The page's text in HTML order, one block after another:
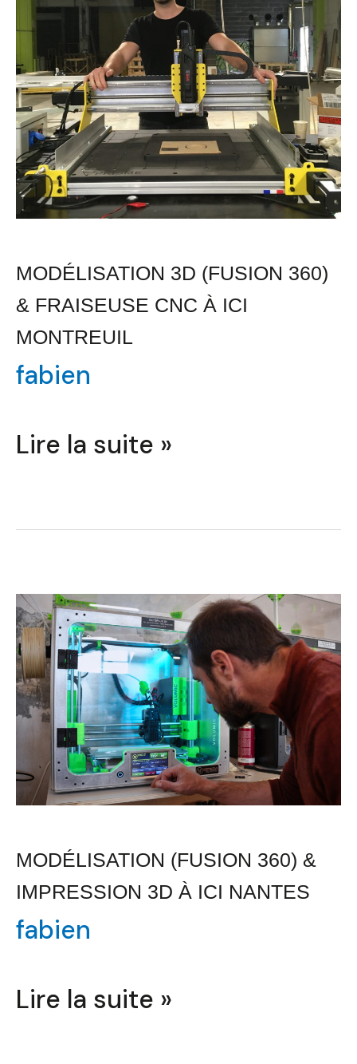
MODÉLISATION 3D (FUSION 360)
& FRAISEUSE CNC À ICI
MONTREUIL
fabien
Fraiseuse
CNC
à
ICI
Montreuil
Lire la suite »
MODÉLISATION (FUSION 360) &
IMPRESSION 3D À ICI NANTES
fabien
Modélisation
(Fusion
360)
&
Impression
3D
ICI
Nantes
Lire la suite »